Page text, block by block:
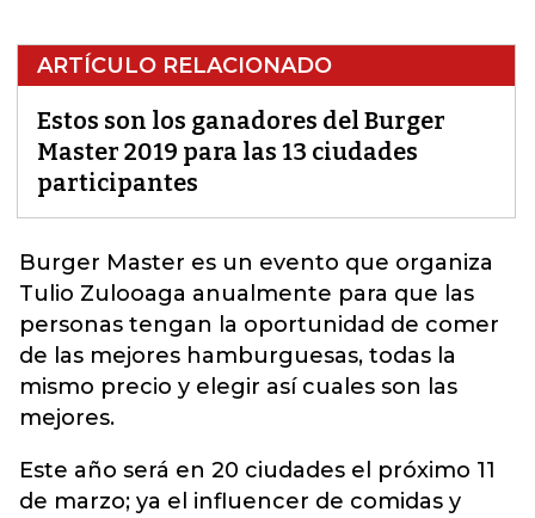
ARTÍCULO RELACIONADO
Estos son los ganadores del Burger
Master 2019 para las 13 ciudades
participantes
Burger Master es un evento que organiza
Tulio Zulooaga anualmente para que las
personas tengan la oportunidad de comer
de las mejores hamburguesas, todas la
mismo precio y elegir así cuales son las
mejores.
Este año será en 20 ciudades el próximo 11
de marzo; ya el influencer de comidas y